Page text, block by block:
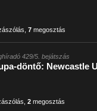
,7 megosztás
429/5. bejátszás
döntő: Newcastle
,2 megosztás